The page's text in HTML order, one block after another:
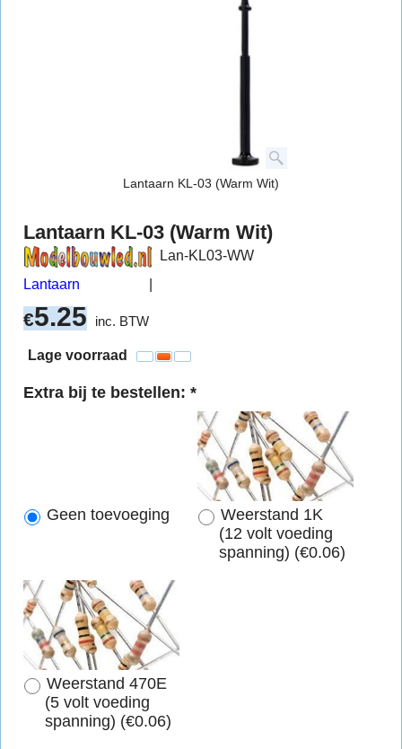
Lantaarn KL-03 (Warm Wit)
Lantaarn KL-03 (Warm Wit)
Lantaarn
Lan-KL03-WW
€5.25 inc. BTW
Lage voorraad
Extra bij te bestellen: *
Geen toevoeging
Weerstand 1K
(12 volt voeding
spanning) (€0.06)
Weerstand 470E
(5 volt voeding
spanning) (€0.06)